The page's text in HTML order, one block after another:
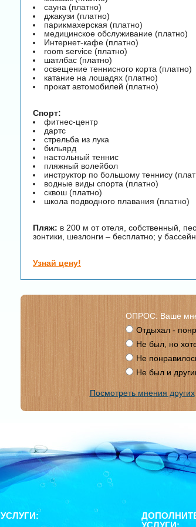
сауна (платно)
джакузи (платно)
парикмахерская (платно)
медицинское обслуживание (платно)
Интернет-кафе (платно)
room service (платно)
шатлбас (платно)
освещение теннисного корта (платно)
катание на лошадях (платно)
прокат автомобилей (платно)
Спорт:
фитнес-центр
дартс
стрельба из лука
бильярд
настольный теннис
пляжный волейбол
инструктор по большому теннису
водные виды спорта (платно)
сквош (платно)
школа подводного плавания (платно)
Пляж: в 200 м от отеля, собственный,
зонтики, шезлонги – бесплатно; у
Узнай цену!
ОПРОС: Ваше
Отдыхал -
Не был, но
Не
Не был и
Посмотреть мнения других
УСЛУГИ:
УСЛУГИ: